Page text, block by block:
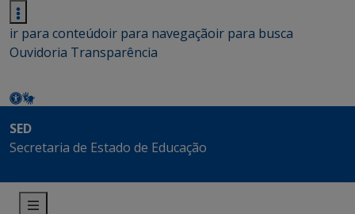
ir para conteúdoir para navegaçãoir para busca
Ouvidoria Transparência
SED
Secretaria de Estado de Educação